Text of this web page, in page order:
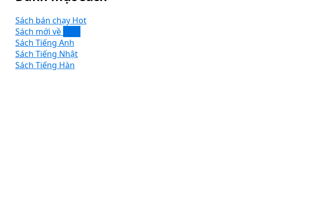
Sách bán chạy
Sách mới về
Sách Tiếng Anh
Sách Tiếng Nhật
Sách Tiếng Hàn